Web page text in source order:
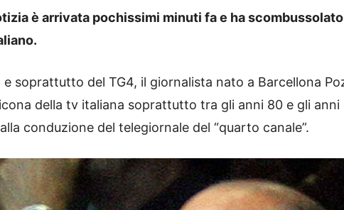
è arrivata pochissimi minuti fa e ha
soprattutto del TG4, il giornalista nato a Barcellona
della tv italiana soprattutto tra gli anni 80 e gli anni
conduzione del telegiornale del “quarto canale”.